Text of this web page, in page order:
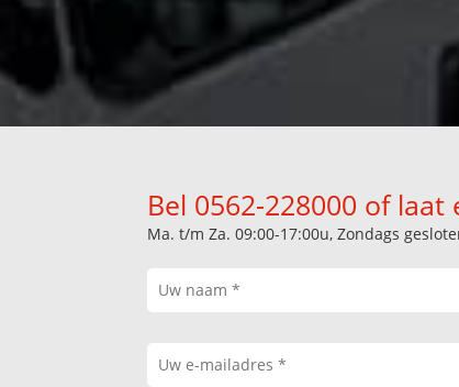
Bel 0562-228000 of
Ma. t/m Za. 09:00-17:00u, Zondags